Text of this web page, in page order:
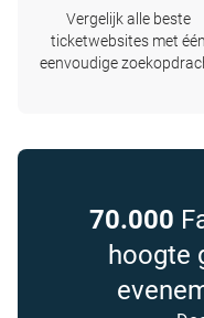
Vergelijk alle beste
ticketwebsites met één
eenvoudige
70.000
hoogte